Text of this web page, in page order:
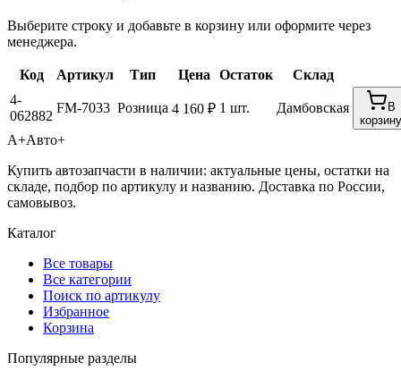
Выберите строку и добавьте в корзину или оформите через
менеджера.
Код Артикул Тип Цена Остаток
Склад
4-
062882
FM-7033 Розница 4 160 ₽ 1 шт. Дамбовская
В
корзину
А+Авто+
Купить автозапчасти в наличии: актуальные цены, остатки на
складе, подбор по артикулу и названию. Доставка по России,
самовывоз.
Каталог
Все товары
Все категории
Поиск по артикулу
Избранное
Корзина
Популярные разделы